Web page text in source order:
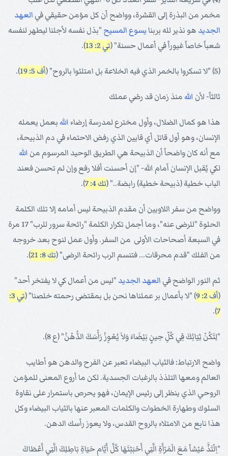
مخمر من البذرة إلى القشرة، وواضح أن كل مؤمن حقيقي في العهد
الجديد هو نذير لله بربنايسوع المسيح "بذل نفسه لأجلنا ليطهر لنفسه
شعباً خاصاً غيوراً في أعمال حسنة" (تي 2: 13 ).
(5) "لا تسكروا بالخمر الذي فيه الخلاعة بل امتلئوا بالروح" ( أف 5: 19 ).
ثالثاً- لأن الله منذ زمان قد رضي عملك
هذا هو كمال الضلال، وأول مخترع لمدرسة إرضاء الله بعمل يعمله
الإنسان، وهو أول قاتل أي قايين الذي رفض الاحتماء في دم الذبيحة،
مع أنه كان واضحاً أن الذبيحة هي الطريق الوحيد المرسوم من الله
لكي يُقبل الإنسان أمام الله- "إن أحسنت أفلا رفع وإن لم تحسن فعند
الباب خطية (ذبيحة خطية) رابضة.." (تك 4: 7 ).
وواضح من سفر اللاويين أن مقدم الذبيحة ليس أمامه إلا تلك الكلمة
الحلوة "للرضى عنه"، وما أجمل تكرار الكلمة "رائحة سرور للرب" 17 مرة
في السبعة أصحاحات الأولى من السفر. وأول عمل لنوح بعد خروجه
من الفلك "قدم محرقات... فتنسم الرب رائحة الرضى" (تك 8: 21 ).
ثم النور الواضح في العهد الجديد "ليس من أعمال كي لا يفتخر أحد"
(أف 2: 9 ) "لا بأعمال بر عملناها نحن بل بمقتضى رحمته خلصنا" (
تي 3:
7
).
"لِتَكُنْ ثِيَابُكَ فِي كُلِّ حِينٍ بَيْضَاءَ وَلاَ يُعْوِزْ رَأْسَكَ الدُّهْنُ" (ع 8).
واضح الارتباط: فالثياب البيضاء تعبر عن الفرح والدهن هو أطايب
العالم ومعها التلذذ بالرغبات الجسدية. لكن ما أروع المعنى للمؤمن
الروحي الذي ينظر إلى رئيس الإيمان، فهو يحرص باستمرار على نقاوة
السلوك وطهارة الخطوات والكلمات المعبر عنها بالثياب البيضاء وكل
هذا نابع من الامتلاء بالروح القدس، ولا يعوز رأسك الدهن.
"اِلْتَذَّ عَيْشاً مَعَ الْمَرْأَةِ الَّتِي أَحْبَبْتَهَا كُلَّ أَيَّامِ حَيَاةِ بَاطِلِكَ الَّتِي أَعْطَاكَ